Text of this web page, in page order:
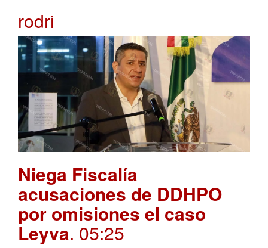
rodri
Niega Fiscalía
acusaciones de DDHPO
por omisiones el caso
Leyva. 05:25